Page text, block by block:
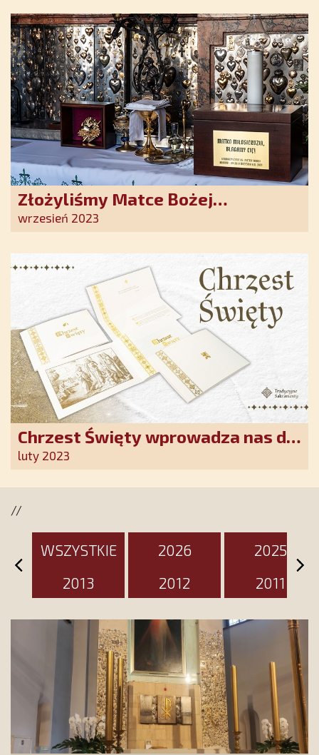
nadziei w XXI wieku
Złożyliśmy Matce Bożej
Ostrobramskiej pozłacane wotum
wrzesień 2023
Chrzest Święty wprowadza nas do
wspólnoty Kościoła. Nasz pakiet
luty 2023
//
WSZYSTKIE 2026
2025
2013
2012 2011